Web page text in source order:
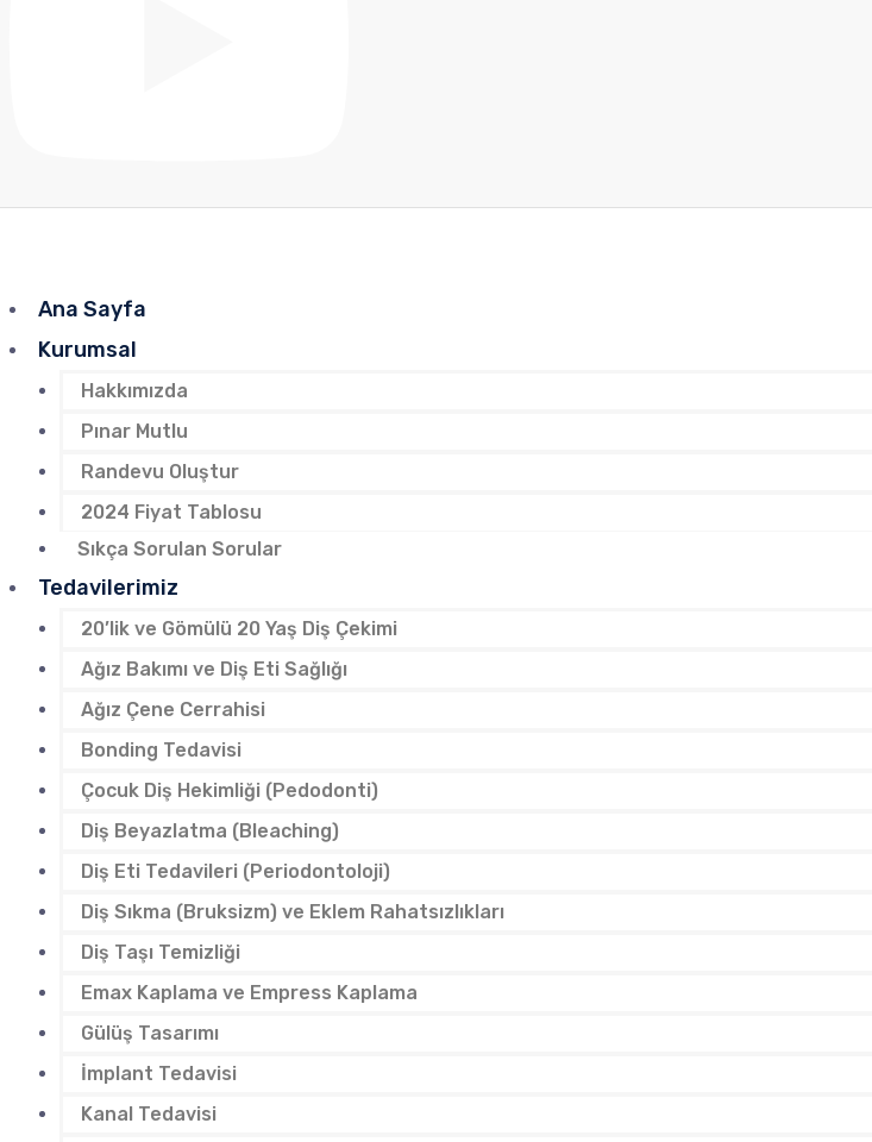
Ana Sayfa
Kurumsal
Hakkımızda
Pınar Mutlu
Randevu Oluştur
2024 Fiyat Tablosu
Sıkça Sorulan Sorular
Tedavilerimiz
20’lik ve Gömülü 20 Yaş Diş Çekimi
Ağız Bakımı ve Diş Eti Sağlığı
Ağız Çene Cerrahisi
Bonding Tedavisi
Çocuk Diş Hekimliği (Pedodonti)
Diş Beyazlatma (Bleaching)
Diş Eti Tedavileri (Periodontoloji)
Diş Sıkma (Bruksizm) ve Eklem Rahatsızlıkları
Diş Taşı Temizliği
Emax Kaplama ve Empress Kaplama
Gülüş Tasarımı
İmplant Tedavisi
Kanal Tedavisi